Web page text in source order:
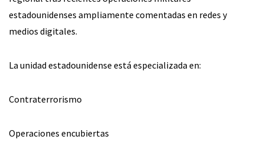
estadounidenses ampliamente comentadas en redes y
medios digitales.
La unidad estadounidense está especializada en:
Contraterrorismo
Operaciones encubiertas